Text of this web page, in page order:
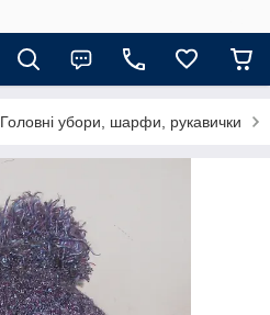
Головні убори, шарфи, рукавички